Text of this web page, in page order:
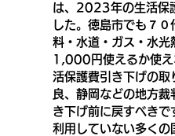
は、2023年の生活保
した。徳島市でも７
料・水道・ガス・水
1,000円使えるか使え
活保護費引き下げの取
良、静岡などの地方
き下げ前に戻すべき
利用していない多くの